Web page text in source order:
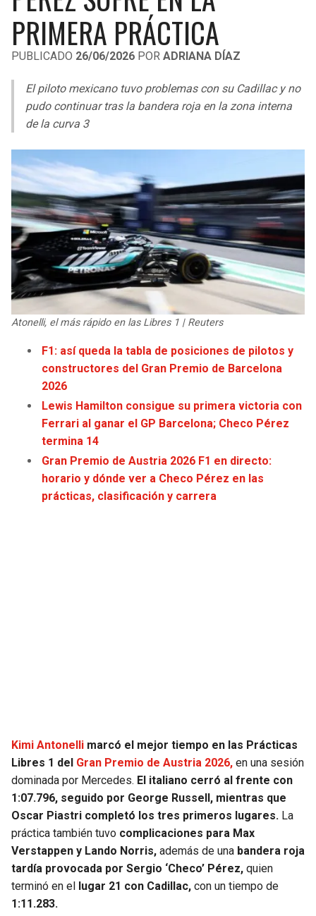
LIGA DE EXPANSIÓN MX
LEAGUES CUP
UEFA EUROPA LEAGUE
UEFA CONFERENCE LEAGUE
COPA LIBERTADORES
COPA SUDAMERICANA
LIGA BETPLAY
OTRAS LIGAS
RAIDERS
RAVENS
BROWNS
STEELERS
TEXANS
COLTS
JAGUARS
TITANS
COWBOYS
GIANTS
EAGLES
PACKERS
VIKINGS
CAVALIERS
PACERS
HAWKS
HORNETS
HEAT
MAGIC
WIZARDS
WARRIORS
CLIPPERS
LAKERS
SUNS
TIMBERWOLVES
THUNDER
PRIMERA PRÁCTICA
PUBLICADO 26/06/2026 POR ADRIANA DÍAZ
El piloto mexicano tuvo problemas con su Cadillac y no
pudo continuar tras la bandera roja en la zona interna
de la curva 3
Atonelli, el más rápido en las Libres 1 | Reuters
F1: así queda la tabla de posiciones de pilotos y
constructores del Gran Premio de Barcelona
2026
Lewis Hamilton consigue su primera victoria con
Ferrari al ganar el GP Barcelona; Checo Pérez
termina 14
Gran Premio de Austria 2026 F1 en directo:
horario y dónde ver a Checo Pérez en las
prácticas, clasificación y carrera
Kimi Antonelli marcó el mejor tiempo en las Prácticas
Libres 1 del Gran Premio de Austria 2026, en una sesión
dominada por Mercedes. El italiano cerró al frente con
1:07.796, seguido por George Russell, mientras que
Oscar Piastri completó los tres primeros lugares. La
práctica también tuvo complicaciones para Max
Verstappen y Lando Norris, además de una bandera roja
tardía provocada por Sergio ‘Checo’ Pérez, quien
terminó en el
lugar 21 con Cadillac, con un tiempo de
1:11.283.